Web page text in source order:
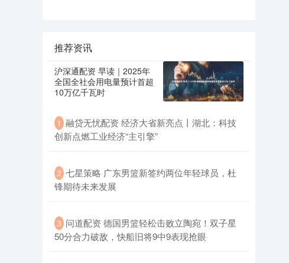
推荐资讯
沪深通配资 早读｜2025年
全国全社会用电量预计首超
10万亿千瓦时
1 融贷无忧配资 经济大省新亮点丨湖北：科技
创新点燃工业经济“主引擎”
2 七星策略 广东男篮新签约两位年轻球员，杜
锋期待未来发展
3 问道配资 德国男篮轻松击败立陶宛！双子星
50分合力破敌，快船旧将9中9表现抢眼